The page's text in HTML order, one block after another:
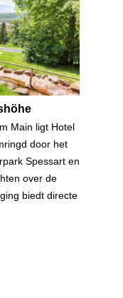
Main ligt Hotel
door het
Spessart en
over de
biedt directe